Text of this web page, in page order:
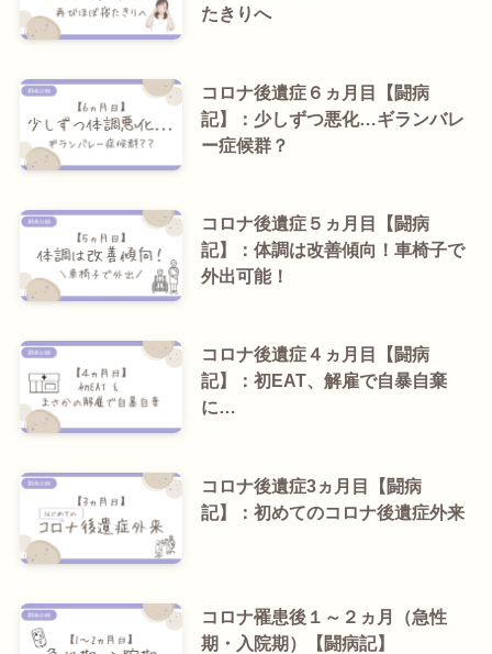
たきりへ
コロナ後遺症６ヵ月目【闘病
記】：少しずつ悪化…ギランバレ
ー症候群？
コロナ後遺症５ヵ月目【闘病
記】：体調は改善傾向！車椅子で
外出可能！
コロナ後遺症４ヵ月目【闘病
記】：初EAT、解雇で自暴自棄
に…
コロナ後遺症3ヵ月目【闘病
記】：初めてのコロナ後遺症外来
コロナ罹患後１～２ヵ月（急性
期・入院期）【闘病記】